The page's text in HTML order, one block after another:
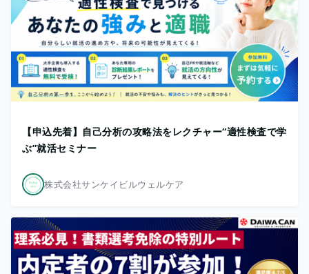
【申込先着】自己分析の攻略法をレクチャー“適性検査で学
ぶ”就活セミナー
株式会社サンケイビルウェルケア